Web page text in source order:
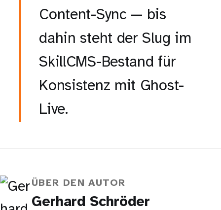
Content-Sync — bis
dahin steht der Slug im
SkillCMS-Bestand für
Konsistenz mit Ghost-
Live.
ÜBER DEN AUTOR
Gerhard Schröder